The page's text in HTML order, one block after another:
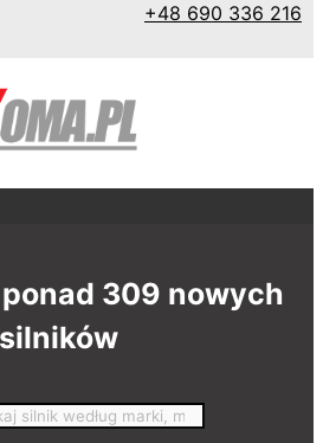
+48 690 336 216
309 nowych
silników